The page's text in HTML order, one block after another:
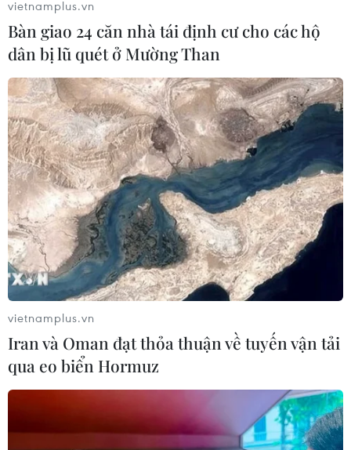
Cộng đồng PUBG Mobile ủng hộ
người dân miền Trung 1,5 tỷ đồng
27/10/2020 04:38
Đại diện Công ty Cổ phần VNG đã thay mặt cộng đồng
bộ môn thể thao điện tử PUBG Mobile Việt Nam trao
tặng số tiền 1,5 tỷ đồng ủng hộ đồng bào miền Trung
khắc phục hậu quả bão lũ.
vietnamplus.vn
Bàn giao 24 căn nhà tái định cư cho các hộ
dân bị lũ quét ở Mường Than
vietnamplus.vn
Iran và Oman đạt thỏa thuận về tuyến vận tải
qua eo biển Hormuz